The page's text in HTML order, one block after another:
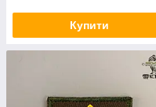
Купити